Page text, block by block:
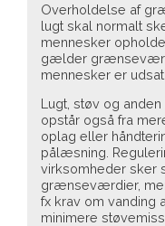
Overholdelse af
lugt skal normalt
mennesker
gælder
mennesker er
Lugt, støv og
opstår også fra
oplag eller
pålæsning.
virksomheder sker
grænseværdier,
fx krav om vanding
minimere